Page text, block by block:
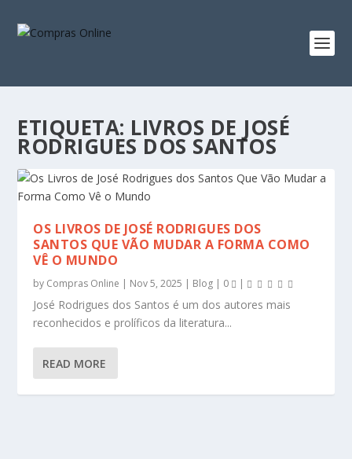
ETIQUETA: LIVROS DE JOSÉ
RODRIGUES DOS SANTOS
OS LIVROS DE JOSÉ RODRIGUES DOS
SANTOS QUE VÃO MUDAR A FORMA COMO
VÊ O MUNDO
by Compras Online | Nov 5, 2025 | Blog | 0 |
José Rodrigues dos Santos é um dos autores mais
reconhecidos e prolíficos da literatura...
READ MORE